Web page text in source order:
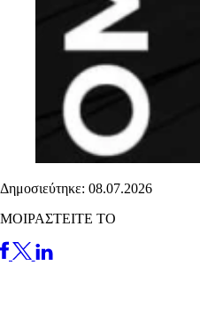
Δημοσιεύτηκε: 08.07.2026
ΜΟΙΡΑΣΤΕΙΤΕ ΤΟ